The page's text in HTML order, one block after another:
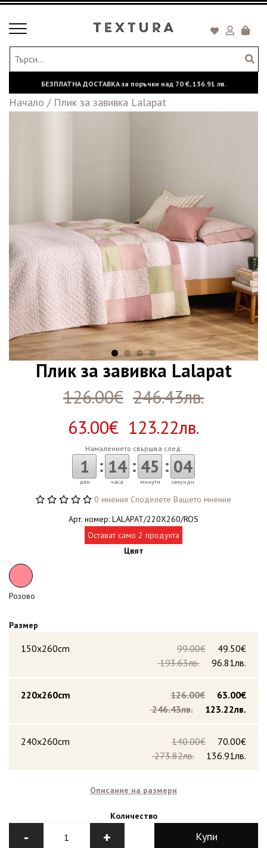
Toggle
БЕЗПЛАТНА ДОСТАВКА за поръчки над 70 €,136.91 лв.
Начало / Плик за завивка Lalapat
Плик за завивка Lalapat
126.00€ 246.43лв.
63.00€ 123.22лв.
Намалението свършва след:
1
ден
: 14
часа
: 45
минути
: 04
секунди
0 мнения Споделете Вашето мнение
Арт. номер: LALAPAT/220X260/ROS
Остават само 2 продукта
Цвят
Розово
Размер
150x260cm 49.50€
99.00€
96.81лв.
193.63лв.
220x260cm 63.00€
126.00€
123.22лв.
246.43лв.
240x260cm 70.00€
140.00€
136.91лв.
273.82лв.
Описание на размери
Количество
- + Купи